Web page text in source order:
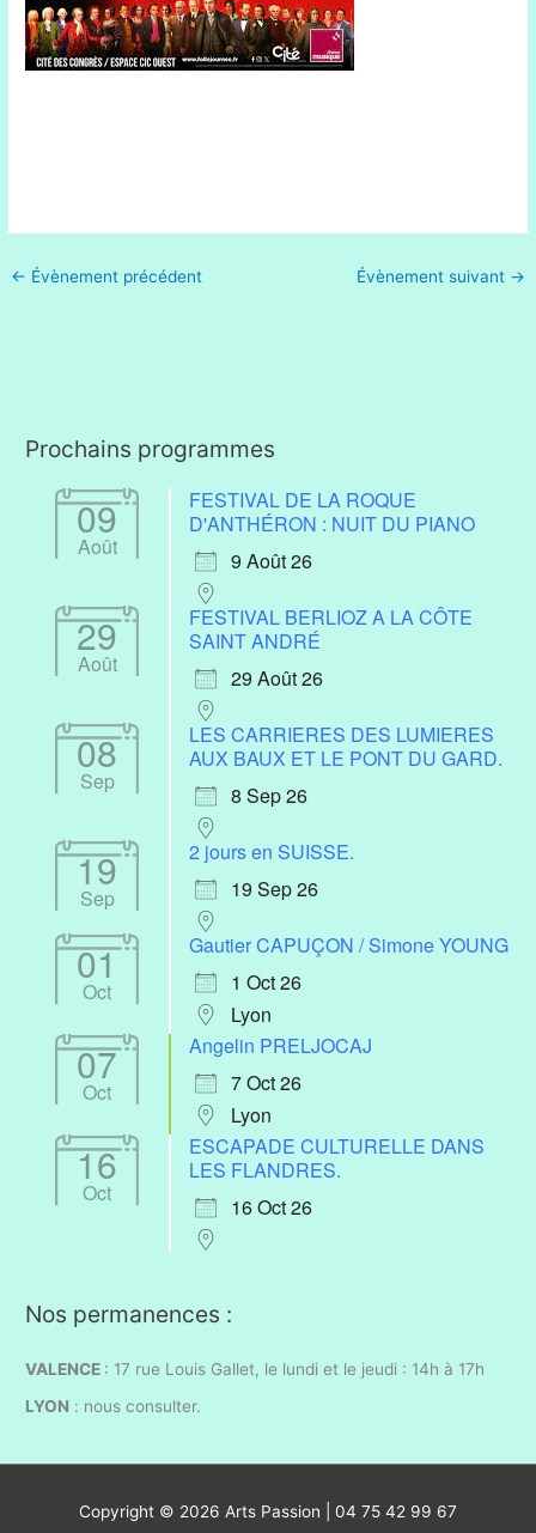
← Évènement précédent Évènement suivant →
Prochains programmes
09
Août
FESTIVAL DE LA ROQUE
D'ANTHÉRON : NUIT DU PIANO
9 Août 26
29
Août
FESTIVAL BERLIOZ A LA CÔTE
SAINT ANDRÉ
29 Août 26
08
Sep
LES CARRIERES DES LUMIERES
AUX BAUX ET LE PONT DU GARD.
8 Sep 26
19
Sep
2 jours en SUISSE.
19 Sep 26
01
Oct
Gautier CAPUÇON / Simone YOUNG
1 Oct 26
Lyon
07
Oct
Angelin PRELJOCAJ
7 Oct 26
Lyon
16
Oct
ESCAPADE CULTURELLE DANS
LES FLANDRES.
16 Oct 26
Nos permanences :
VALENCE : 17 rue Louis Gallet, le lundi et le jeudi : 14h à 17h
LYON : nous consulter.
Copyright © 2026 Arts Passion | 04 75 42 99 67